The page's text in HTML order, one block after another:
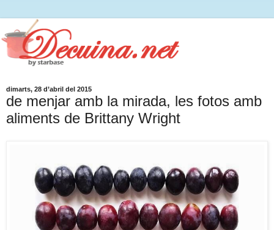
dimarts, 28 d’abril del 2015
de menjar amb la mirada, les fotos amb
aliments de Brittany Wright